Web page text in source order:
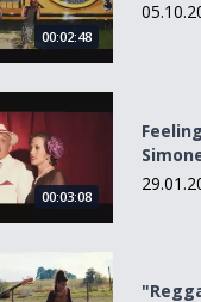
00:02:48
Nina Simone)
00:03:08
de The Black